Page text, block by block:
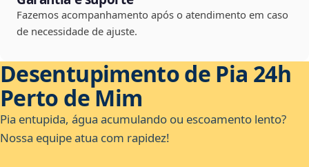
Fazemos acompanhamento após o atendimento em caso
de necessidade de ajuste.
Desentupimento de Pia 24h
Perto de Mim
Pia entupida, água acumulando ou escoamento lento?
Nossa equipe atua com rapidez!